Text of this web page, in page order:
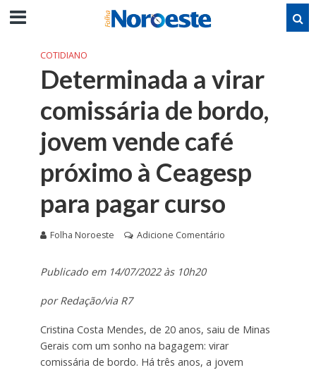
COTIDIANO
Determinada a virar
comissária de bordo,
jovem vende café
próximo à Ceagesp
para pagar curso
Folha Noroeste Adicione Comentário
Publicado em 14/07/2022 às 10h20
por Redação/via R7
Cristina Costa Mendes, de 20 anos, saiu de Minas
Gerais com um sonho na bagagem: virar
comissária de bordo. Há três anos, a jovem